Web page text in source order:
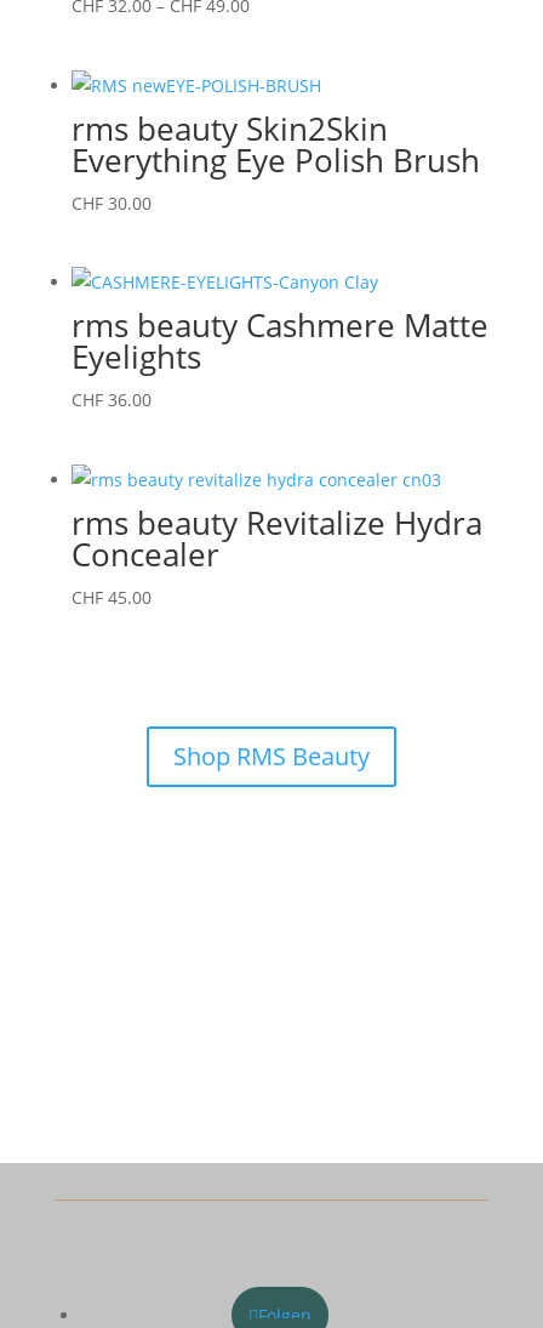
CHF32.00 – CHF49.00
CHF 49.00
rms beauty Skin2Skin
Everything Eye Polish Brush
CHF30.00
rms beauty Cashmere Matte
Eyelights
CHF36.00
rms beauty Revitalize Hydra
Concealer
CHF45.00
Shop RMS Beauty
Folgen